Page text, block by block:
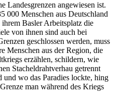
Landesgrenzen angewiesen ist.
000 Menschen aus Deutschland
Basler Arbeitsplatz die
von ihnen sind auch bei
geschlossen werden, muss
Menschen aus der Region, die
erzählen, schildern, wie
Stacheldrahtverhau getrennt
wo das Paradies lockte, hing
man während des Kriegs